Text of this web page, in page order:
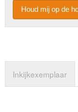
Houd mij op de
Inkijkexemplaar